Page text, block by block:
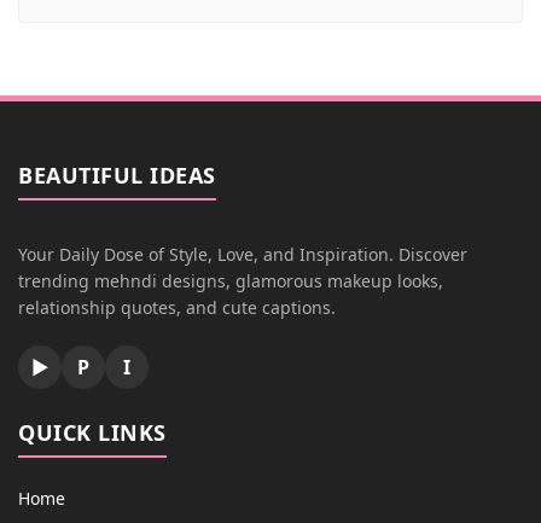
BEAUTIFUL IDEAS
Your Daily Dose of Style, Love, and Inspiration. Discover
trending mehndi designs, glamorous makeup looks,
relationship quotes, and cute captions.
▶ P I
QUICK LINKS
Home